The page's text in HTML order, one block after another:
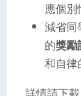
應個別
減省同
的獎勵
和自律
詳情請下